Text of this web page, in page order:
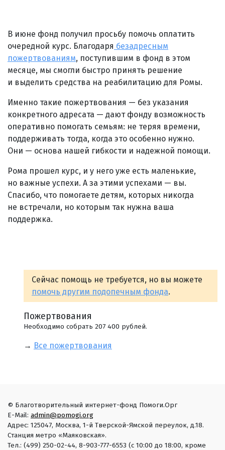
В июне фонд получил просьбу помочь оплатить
очередной курс. Благодаря безадресным
пожертвованиям, поступившим в фонд в этом
месяце, мы смогли быстро принять решение
и выделить средства на реабилитацию для Ромы.
Именно такие пожертвования — без указания
конкретного адресата — дают фонду возможность
оперативно помогать семьям: не теряя времени,
поддерживать тогда, когда это особенно нужно.
Они — основа нашей гибкости и надежной помощи.
Рома прошел курс, и у него уже есть маленькие,
но важные успехи. А за этими успехами — вы.
Спасибо, что помогаете детям, которых никогда
не встречали, но которым так нужна ваша
поддержка.
Сейчас помощь не требуется, но вы можете
помочь другим подопечным фонда.
Пожертвования
Необходимо собрать 207 400 рублей.
→ Все пожертвования
© Благотворительный интернет-фонд Помоги.Орг
E-Mail: admin@pomogi.org
Адрес: 125047, Москва, 1-й Тверской-Ямской переулок, д.18.
Станция метро «Маяковская».
Тел.: (499) 250-02-44, 8-903-777-6553 (с 10:00 до 18:00, кроме